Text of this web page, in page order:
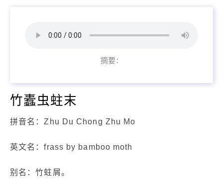
摘要：
竹蠹虫蛀末
拼音名：Zhu Du Chong Zhu Mo
英文名：frass by bamboo moth
别名：竹蛀屑。